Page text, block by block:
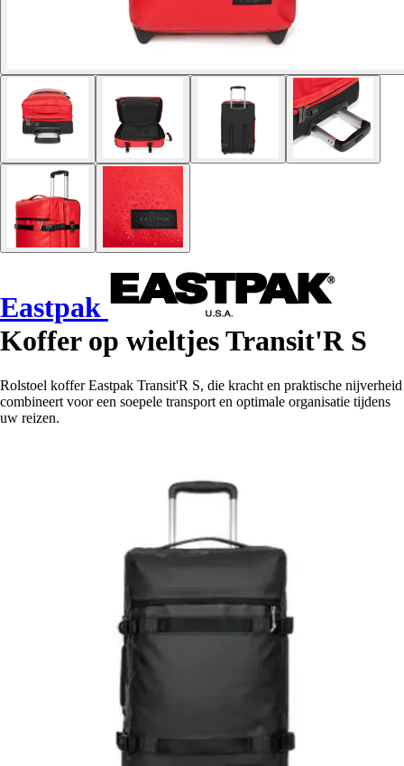
Eastpak
Koffer op wieltjes Transit'R S
Rolstoel koffer Eastpak Transit'R S, die kracht en praktische nijverheid
combineert voor een soepele transport en optimale organisatie tijdens
uw reizen.